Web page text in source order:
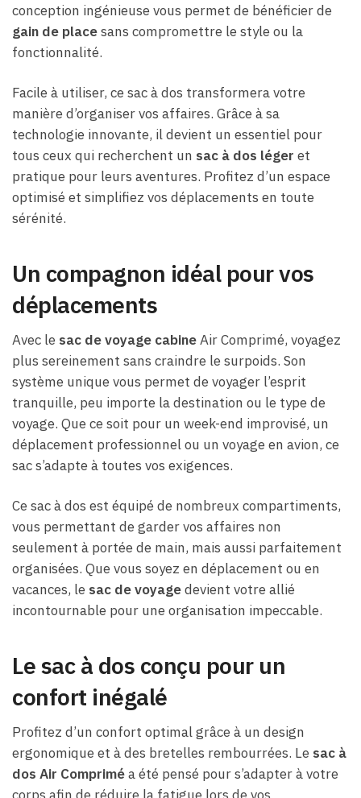
conception ingénieuse vous permet de bénéficier de
gain de placesans compromettre le style ou la
fonctionnalité.
Facile à utiliser, ce sac à dos transformera votre
manière d’organiser vos affaires. Grâce à sa
technologie innovante, il devient un essentiel pour
tous ceux qui recherchent un sac à dos léger et
pratique pour leurs aventures. Profitez d’un espace
optimisé et simplifiez vos déplacements en toute
sérénité.
Un compagnon idéal pour vos
déplacements
Avec le sac de voyage cabineAir Comprimé, voyagez
plus sereinement sans craindre le surpoids. Son
système unique vous permet de voyager l’esprit
tranquille, peu importe la destination ou le type de
voyage. Que ce soit pour un week-end improvisé, un
déplacement professionnel ou un voyage en avion, ce
sac s’adapte à toutes vos exigences.
Ce sac à dos est équipé de nombreux compartiments,
vous permettant de garder vos affaires non
seulement à portée de main, mais aussi parfaitement
organisées. Que vous soyez en déplacement ou en
vacances, le sac de voyagedevient votre allié
incontournable pour une organisation impeccable.
Le sac à dos conçu pour un
confort inégalé
Profitez d’un confort optimal grâce à un design
ergonomique et à des bretelles rembourrées. Le sac à
dos Air Compriméa été pensé pour s’adapter à votre